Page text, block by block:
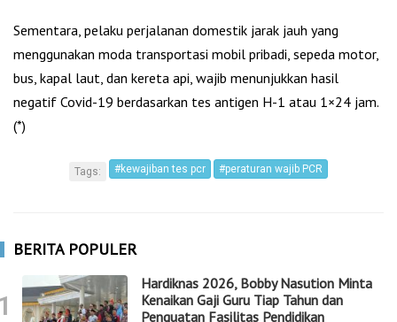
Sementara, pelaku perjalanan domestik jarak jauh yang
menggunakan moda transportasi mobil pribadi, sepeda motor,
bus, kapal laut, dan kereta api, wajib menunjukkan hasil
negatif Covid-19 berdasarkan tes antigen H-1 atau 1×24 jam.
(*)
Tags: #kewajiban tes pcr #peraturan wajib PCR
BERITA POPULER
Hardiknas 2026, Bobby Nasution Minta
Kenaikan Gaji Guru Tiap Tahun dan
Penguatan Fasilitas Pendidikan